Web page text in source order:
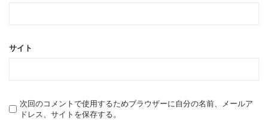
サイト
次回のコメントで使用するためブラウザーに自分の名前、メールア
ドレス、サイトを保存する。